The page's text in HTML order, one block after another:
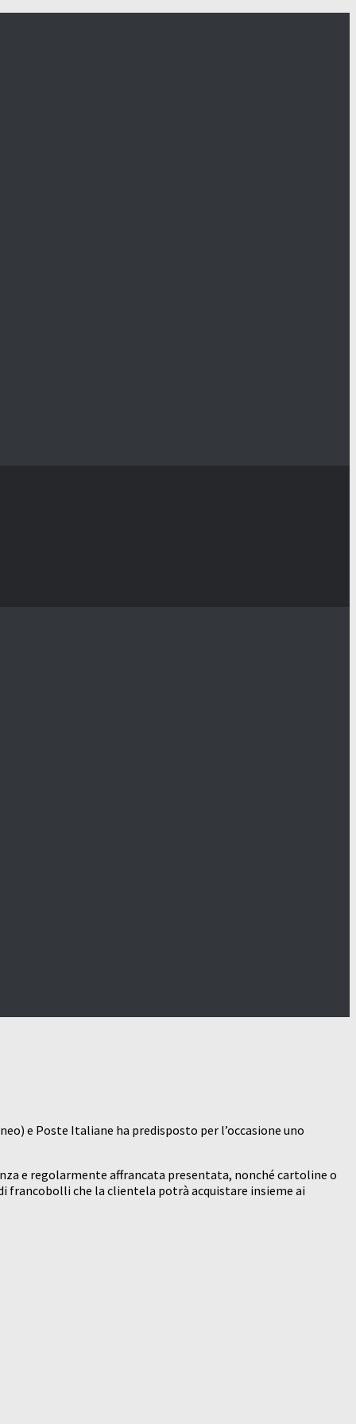
e Poste Italiane ha predisposto per l’occasione uno
e regolarmente affrancata presentata, nonché cartoline o
che la clientela potrà acquistare insieme ai